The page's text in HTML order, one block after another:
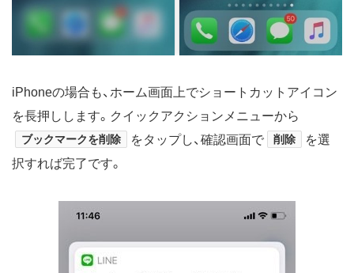
iPhoneの場合も、ホーム画面上でショートカットアイコン
を長押しします。クイックアクションメニューから
ブックマークを削除 をタップし、確認画面で 削除
を選
択すれば完了です。